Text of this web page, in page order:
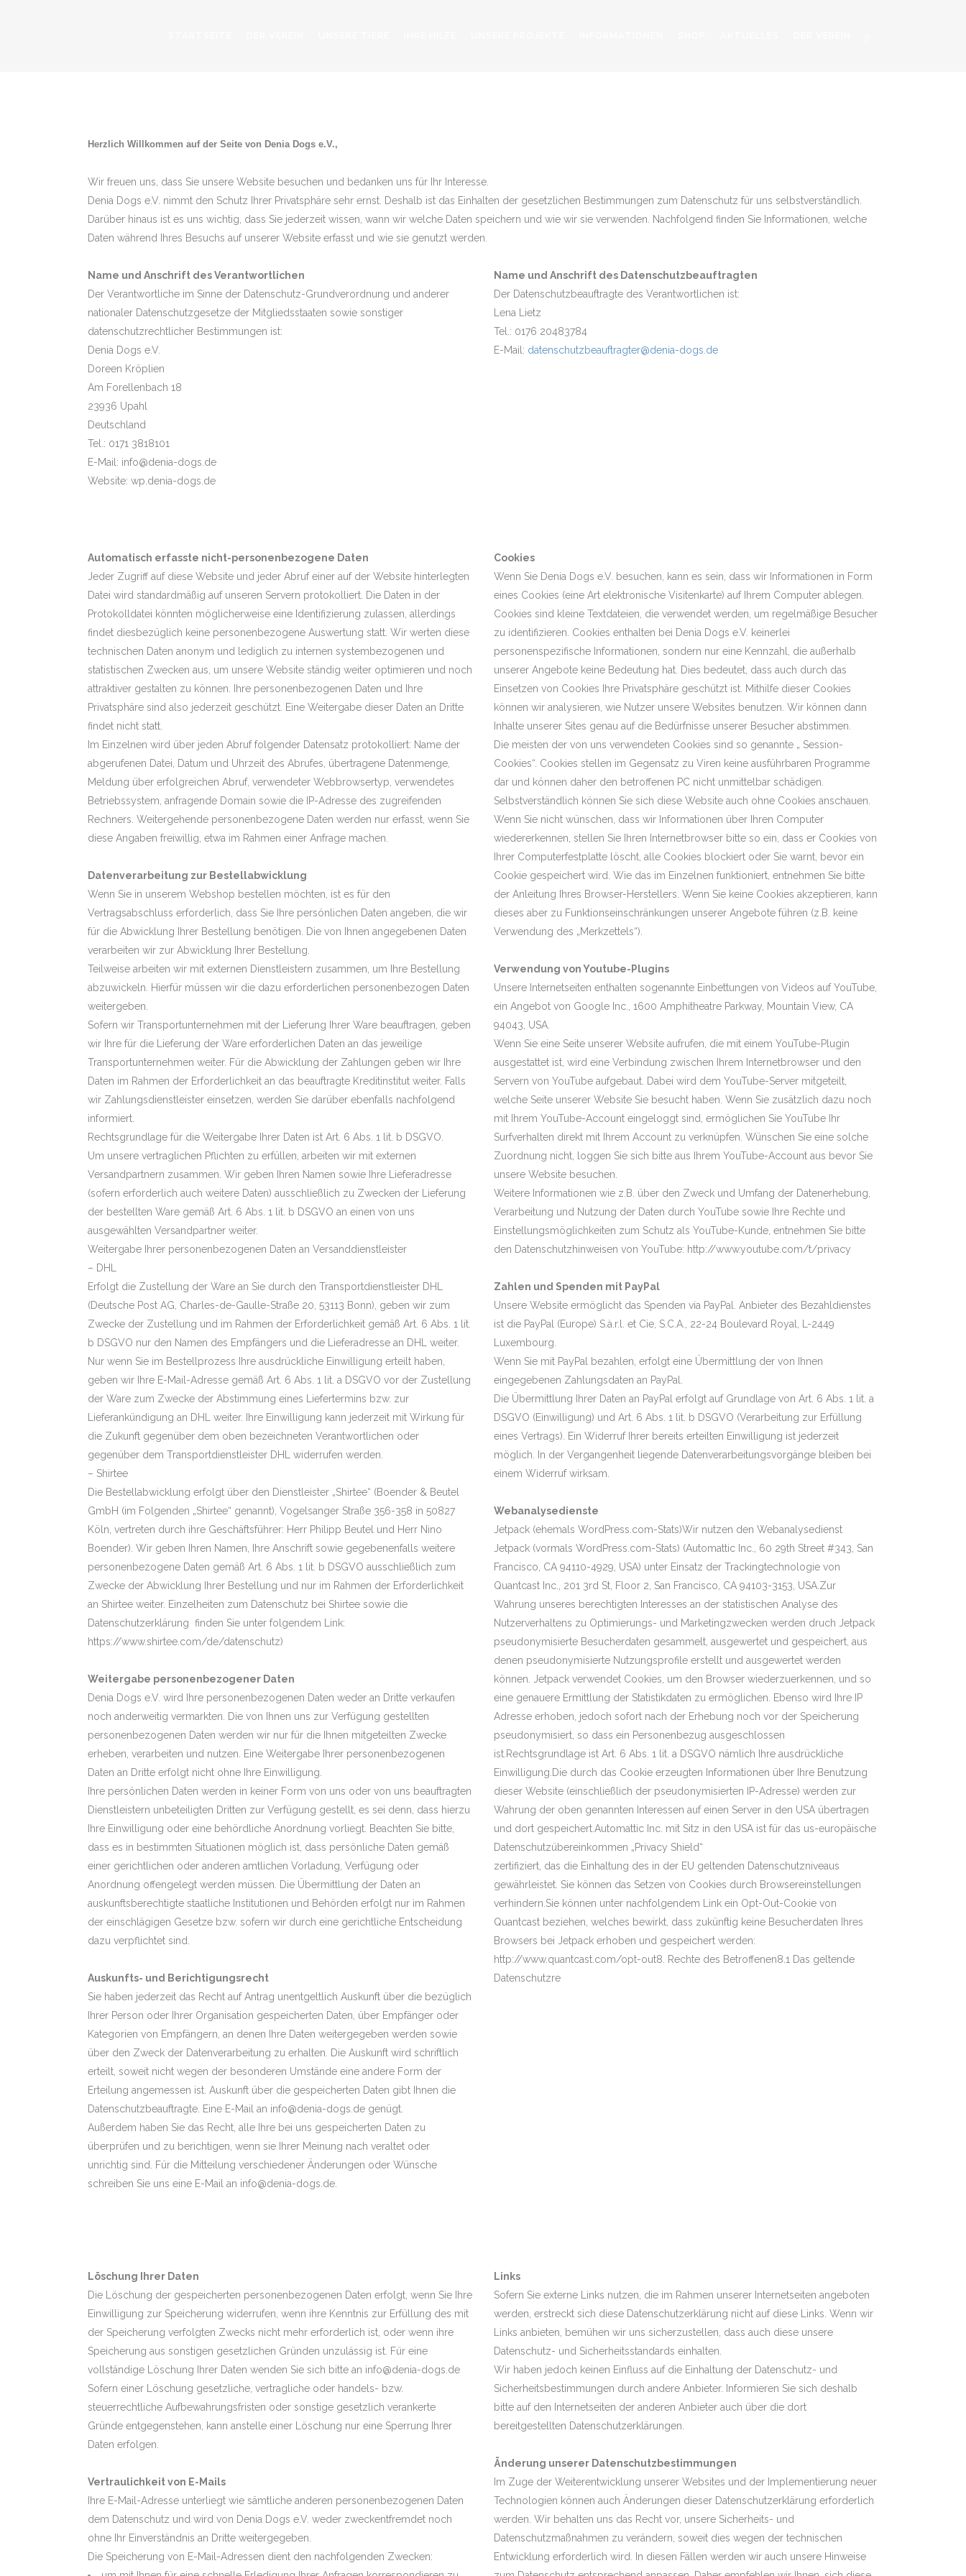
Herzlich Willkommen auf der Seite von Denia Dogs e.V.,
Wir freuen uns, dass Sie unsere Website besuchen und bedanken uns für Ihr Interesse.
Denia Dogs e.V. nimmt den Schutz Ihrer Privatsphäre sehr ernst. Deshalb ist das Einhalten der gesetzlichen Bestimmungen zum Datenschutz für uns selbstverständlich.
Darüber hinaus ist es uns wichtig, dass Sie jederzeit wissen, wann wir welche Daten speichern und wie wir sie verwenden. Nachfolgend finden Sie Informationen, welche
Daten während Ihres Besuchs auf unserer Website erfasst und wie sie genutzt werden.
Name und Anschrift des Verantwortlichen
Der Verantwortliche im Sinne der Datenschutz-Grundverordnung und anderer
nationaler Datenschutzgesetze der Mitgliedsstaaten sowie sonstiger
datenschutzrechtlicher Bestimmungen ist:
Denia Dogs e.V.
Doreen Kröplien
Am Forellenbach 18
23936 Upahl
Deutschland
Tel.: 0171 3818101
E-Mail: info@denia-dogs.de
Website: wp.denia-dogs.de
Automatisch erfasste nicht-personenbezogene Daten
Jeder Zugriff auf diese Website und jeder Abruf einer auf der Website hinterlegten
Datei wird standardmäßig auf unseren Servern protokolliert. Die Daten in der
Protokolldatei könnten möglicherweise eine Identifizierung zulassen, allerdings
findet diesbezüglich keine personenbezogene Auswertung statt. Wir werten diese
technischen Daten anonym und lediglich zu internen systembezogenen und
statistischen Zwecken aus, um unsere Website ständig weiter optimieren und noch
attraktiver gestalten zu können. Ihre personenbezogenen Daten und Ihre
Privatsphäre sind also jederzeit geschützt. Eine Weitergabe dieser Daten an Dritte
findet nicht statt.
Im Einzelnen wird über jeden Abruf folgender Datensatz protokolliert: Name der
abgerufenen Datei, Datum und Uhrzeit des Abrufes, übertragene Datenmenge,
Meldung über erfolgreichen Abruf, verwendeter Webbrowsertyp, verwendetes
Betriebssystem, anfragende Domain sowie die IP-Adresse des zugreifenden
Rechners. Weitergehende personenbezogene Daten werden nur erfasst, wenn Sie
diese Angaben freiwillig, etwa im Rahmen einer Anfrage machen.
Datenverarbeitung zur Bestellabwicklung
Wenn Sie in unserem Webshop bestellen möchten, ist es für den
Vertragsabschluss erforderlich, dass Sie Ihre persönlichen Daten angeben, die wir
für die Abwicklung Ihrer Bestellung benötigen. Die von Ihnen angegebenen Daten
verarbeiten wir zur Abwicklung Ihrer Bestellung.
Teilweise arbeiten wir mit externen Dienstleistern zusammen, um Ihre Bestellung
abzuwickeln. Hierfür müssen wir die dazu erforderlichen personenbezogen Daten
weitergeben.
Sofern wir Transportunternehmen mit der Lieferung Ihrer Ware beauftragen, geben
wir Ihre für die Lieferung der Ware erforderlichen Daten an das jeweilige
Transportunternehmen weiter. Für die Abwicklung der Zahlungen geben wir Ihre
Daten im Rahmen der Erforderlichkeit an das beauftragte Kreditinstitut weiter. Falls
wir Zahlungsdienstleister einsetzen, werden Sie darüber ebenfalls nachfolgend
informiert.
Rechtsgrundlage für die Weitergabe Ihrer Daten ist Art. 6 Abs. 1 lit. b DSGVO.
Um unsere vertraglichen Pflichten zu erfüllen, arbeiten wir mit externen
Versandpartnern zusammen. Wir geben Ihren Namen sowie Ihre Lieferadresse
(sofern erforderlich auch weitere Daten) ausschließlich zu Zwecken der Lieferung
der bestellten Ware gemäß Art. 6 Abs. 1 lit. b DSGVO an einen von uns
ausgewählten Versandpartner weiter.
Weitergabe Ihrer personenbezogenen Daten an Versanddienstleister
– DHL
Erfolgt die Zustellung der Ware an Sie durch den Transportdienstleister DHL
(Deutsche Post AG, Charles-de-Gaulle-Straße 20, 53113 Bonn), geben wir zum
Zwecke der Zustellung und im Rahmen der Erforderlichkeit gemäß Art. 6 Abs. 1 lit.
b DSGVO nur den Namen des Empfängers und die Lieferadresse an DHL weiter.
Nur wenn Sie im Bestellprozess Ihre ausdrückliche Einwilligung erteilt haben,
geben wir Ihre E-Mail-Adresse gemäß Art. 6 Abs. 1 lit. a DSGVO vor der Zustellung
der Ware zum Zwecke der Abstimmung eines Liefertermins bzw. zur
Lieferankündigung an DHL weiter. Ihre Einwilligung kann jederzeit mit Wirkung für
die Zukunft gegenüber dem oben bezeichneten Verantwortlichen oder
gegenüber dem Transportdienstleister DHL widerrufen werden.
– Shirtee
Die Bestellabwicklung erfolgt über den Dienstleister „Shirtee“ (Boender & Beutel
GmbH (im Folgenden „Shirtee“ genannt), Vogelsanger Straße 356-358 in 50827
Köln, vertreten durch ihre Geschäftsführer: Herr Philipp Beutel und Herr Nino
Boender). Wir geben Ihren Namen, Ihre Anschrift sowie gegebenenfalls weitere
personenbezogene Daten gemäß Art. 6 Abs. 1 lit. b DSGVO ausschließlich zum
Zwecke der Abwicklung Ihrer Bestellung und nur im Rahmen der Erforderlichkeit
an Shirtee weiter. Einzelheiten zum Datenschutz bei Shirtee sowie die
Datenschutzerklärung finden Sie unter folgendem Link:
https://www.shirtee.com/de/datenschutz)
Weitergabe personenbezogener Daten
Denia Dogs e.V. wird Ihre personenbezogenen Daten weder an Dritte verkaufen
noch anderweitig vermarkten. Die von Ihnen uns zur Verfügung gestellten
personenbezogenen Daten werden wir nur für die Ihnen mitgeteilten Zwecke
erheben, verarbeiten und nutzen. Eine Weitergabe Ihrer personenbezogenen
Daten an Dritte erfolgt nicht ohne Ihre Einwilligung.
Ihre persönlichen Daten werden in keiner Form von uns oder von uns beauftragten
Dienstleistern unbeteiligten Dritten zur Verfügung gestellt, es sei denn, dass hierzu
Ihre Einwilligung oder eine behördliche Anordnung vorliegt. Beachten Sie bitte,
dass es in bestimmten Situationen möglich ist, dass persönliche Daten gemäß
einer gerichtlichen oder anderen amtlichen Vorladung, Verfügung oder
Anordnung offengelegt werden müssen. Die Übermittlung der Daten an
auskunftsberechtigte staatliche Institutionen und Behörden erfolgt nur im Rahmen
der einschlägigen Gesetze bzw. sofern wir durch eine gerichtliche Entscheidung
dazu verpflichtet sind.
Auskunfts- und Berichtigungsrecht
Sie haben jederzeit das Recht auf Antrag unentgeltlich Auskunft über die bezüglich
Ihrer Person oder Ihrer Organisation gespeicherten Daten, über Empfänger oder
Kategorien von Empfängern, an denen Ihre Daten weitergegeben werden sowie
über den Zweck der Datenverarbeitung zu erhalten. Die Auskunft wird schriftlich
erteilt, soweit nicht wegen der besonderen Umstände eine andere Form der
Erteilung angemessen ist. Auskunft über die gespeicherten Daten gibt Ihnen die
Datenschutzbeauftragte. Eine E-Mail an info@denia-dogs.de genügt.
Außerdem haben Sie das Recht, alle Ihre bei uns gespeicherten Daten zu
überprüfen und zu berichtigen, wenn sie Ihrer Meinung nach veraltet oder
unrichtig sind. Für die Mitteilung verschiedener Änderungen oder Wünsche
schreiben Sie uns eine E-Mail an info@denia-dogs.de.
Name und Anschrift des Datenschutzbeauftragten
Der Datenschutzbeauftragte des Verantwortlichen ist:
Lena Lietz
Tel.: 0176 20483784
E-Mail: datenschutzbeauftragter@denia-dogs.de
Cookies
Wenn Sie Denia Dogs e.V. besuchen, kann es sein, dass wir Informationen in Form
eines Cookies (eine Art elektronische Visitenkarte) auf Ihrem Computer ablegen.
Cookies sind kleine Textdateien, die verwendet werden, um regelmäßige Besucher
zu identifizieren. Cookies enthalten bei Denia Dogs e.V. keinerlei
personenspezifische Informationen, sondern nur eine Kennzahl, die außerhalb
unserer Angebote keine Bedeutung hat. Dies bedeutet, dass auch durch das
Einsetzen von Cookies Ihre Privatsphäre geschützt ist. Mithilfe dieser Cookies
können wir analysieren, wie Nutzer unsere Websites benutzen. Wir können dann
Inhalte unserer Sites genau auf die Bedürfnisse unserer Besucher abstimmen.
Die meisten der von uns verwendeten Cookies sind so genannte „ Session-
Cookies“. Cookies stellen im Gegensatz zu Viren keine ausführbaren Programme
dar und können daher den betroffenen PC nicht unmittelbar schädigen.
Selbstverständlich können Sie sich diese Website auch ohne Cookies anschauen.
Wenn Sie nicht wünschen, dass wir Informationen über Ihren Computer
wiedererkennen, stellen Sie Ihren Internetbrowser bitte so ein, dass er Cookies von
Ihrer Computerfestplatte löscht, alle Cookies blockiert oder Sie warnt, bevor ein
Cookie gespeichert wird. Wie das im Einzelnen funktioniert, entnehmen Sie bitte
der Anleitung Ihres Browser-Herstellers. Wenn Sie keine Cookies akzeptieren, kann
dieses aber zu Funktionseinschränkungen unserer Angebote führen (z.B. keine
Verwendung des „Merkzettels“).
Verwendung von Youtube-Plugins
Unsere Internetseiten enthalten sogenannte Einbettungen von Videos auf YouTube,
ein Angebot von Google Inc., 1600 Amphitheatre Parkway, Mountain View, CA
94043, USA.
Wenn Sie eine Seite unserer Website aufrufen, die mit einem YouTube-Plugin
ausgestattet ist, wird eine Verbindung zwischen Ihrem Internetbrowser und den
Servern von YouTube aufgebaut. Dabei wird dem YouTube-Server mitgeteilt,
welche Seite unserer Website Sie besucht haben. Wenn Sie zusätzlich dazu noch
mit Ihrem YouTube-Account eingeloggt sind, ermöglichen Sie YouTube Ihr
Surfverhalten direkt mit Ihrem Account zu verknüpfen. Wünschen Sie eine solche
Zuordnung nicht, loggen Sie sich bitte aus Ihrem YouTube-Account aus bevor Sie
unsere Website besuchen.
Weitere Informationen wie z.B. über den Zweck und Umfang der Datenerhebung,
Verarbeitung und Nutzung der Daten durch YouTube sowie Ihre Rechte und
Einstellungsmöglichkeiten zum Schutz als YouTube-Kunde, entnehmen Sie bitte
den Datenschutzhinweisen von YouTube: http://www.youtube.com/t/privacy
Zahlen und Spenden mit PayPal
Unsere Website ermöglicht das Spenden via PayPal. Anbieter des Bezahldienstes
ist die PayPal (Europe) S.à.r.l. et Cie, S.C.A., 22-24 Boulevard Royal, L-2449
Luxembourg.
Wenn Sie mit PayPal bezahlen, erfolgt eine Übermittlung der von Ihnen
eingegebenen Zahlungsdaten an PayPal.
Die Übermittlung Ihrer Daten an PayPal erfolgt auf Grundlage von Art. 6 Abs. 1 lit. a
DSGVO (Einwilligung) und Art. 6 Abs. 1 lit. b DSGVO (Verarbeitung zur Erfüllung
eines Vertrags). Ein Widerruf Ihrer bereits erteilten Einwilligung ist jederzeit
möglich. In der Vergangenheit liegende Datenverarbeitungsvorgänge bleiben bei
einem Widerruf wirksam.
Webanalysedienste
Jetpack (ehemals WordPress.com-Stats)Wir nutzen den Webanalysedienst
Jetpack (vormals WordPress.com-Stats) (Automattic Inc., 60 29th Street #343, San
Francisco, CA 94110-4929, USA) unter Einsatz der Trackingtechnologie von
Quantcast Inc., 201 3rd St, Floor 2, San Francisco, CA 94103-3153, USA.Zur
Wahrung unseres berechtigten Interesses an der statistischen Analyse des
Nutzerverhaltens zu Optimierungs- und Marketingzwecken werden druch Jetpack
pseudonymisierte Besucherdaten gesammelt, ausgewertet und gespeichert, aus
denen pseudonymisierte Nutzungsprofile erstellt und ausgewertet werden
können. Jetpack verwendet Cookies, um den Browser wiederzuerkennen, und so
eine genauere Ermittlung der Statistikdaten zu ermöglichen. Ebenso wird Ihre IP
Adresse erhoben, jedoch sofort nach der Erhebung noch vor der Speicherung
pseudonymisiert, so dass ein Personenbezug ausgeschlossen
ist.Rechtsgrundlage ist Art. 6 Abs. 1 lit. a DSGVO nämlich Ihre ausdrückliche
Einwilligung.Die durch das Cookie erzeugten Informationen über Ihre Benutzung
dieser Website (einschließlich der pseudonymisierten IP-Adresse) werden zur
Wahrung der oben genannten Interessen auf einen Server in den USA übertragen
und dort gespeichert.Automattic Inc. mit Sitz in den USA ist für das us-europäische
Datenschutzübereinkommen „Privacy Shield“
zertifiziert, das die Einhaltung des in der EU geltenden Datenschutzniveaus
gewährleistet. Sie können das Setzen von Cookies durch Browsereinstellungen
verhindern.Sie können unter nachfolgendem Link ein Opt-Out-Cookie von
Quantcast beziehen, welches bewirkt, dass zukünftig keine Besucherdaten Ihres
Browsers bei Jetpack erhoben und gespeichert werden:
http://www.quantcast.com/opt-out8. Rechte des Betroffenen8.1 Das geltende
Datenschutzre
Löschung Ihrer Daten
Die Löschung der gespeicherten personenbezogenen Daten erfolgt, wenn Sie Ihre
Einwilligung zur Speicherung widerrufen, wenn ihre Kenntnis zur Erfüllung des mit
der Speicherung verfolgten Zwecks nicht mehr erforderlich ist, oder wenn ihre
Speicherung aus sonstigen gesetzlichen Gründen unzulässig ist. Für eine
vollständige Löschung Ihrer Daten wenden Sie sich bitte an info@denia-dogs.de
Sofern einer Löschung gesetzliche, vertragliche oder handels- bzw.
steuerrechtliche Aufbewahrungsfristen oder sonstige gesetzlich verankerte
Gründe entgegenstehen, kann anstelle einer Löschung nur eine Sperrung Ihrer
Daten erfolgen.
Vertraulichkeit von E-Mails
Ihre E-Mail-Adresse unterliegt wie sämtliche anderen personenbezogenen Daten
dem Datenschutz und wird von Denia Dogs e.V. weder zweckentfremdet noch
ohne Ihr Einverständnis an Dritte weitergegeben.
Die Speicherung von E-Mail-Adressen dient den nachfolgenden Zwecken:
Links
Sofern Sie externe Links nutzen, die im Rahmen unserer Internetseiten angeboten
werden, erstreckt sich diese Datenschutzerklärung nicht auf diese Links. Wenn wir
Links anbieten, bemühen wir uns sicherzustellen, dass auch diese unsere
Datenschutz- und Sicherheitsstandards einhalten.
Wir haben jedoch keinen Einfluss auf die Einhaltung der Datenschutz- und
Sicherheitsbestimmungen durch andere Anbieter. Informieren Sie sich deshalb
bitte auf den Internetseiten der anderen Anbieter auch über die dort
bereitgestellten Datenschutzerklärungen.
Änderung unserer Datenschutzbestimmungen
Im Zuge der Weiterentwicklung unserer Websites und der Implementierung neuer
Technologien können auch Änderungen dieser Datenschutzerklärung erforderlich
werden. Wir behalten uns das Recht vor, unsere Sicherheits- und
Datenschutzmaßnahmen zu verändern, soweit dies wegen der technischen
Entwicklung erforderlich wird. In diesen Fällen werden wir auch unsere Hinweise